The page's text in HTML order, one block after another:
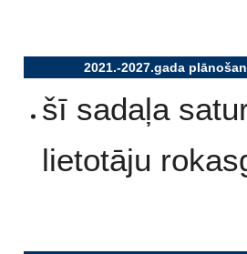
2021.-2027.gada
šī sadaļa
lietotāju